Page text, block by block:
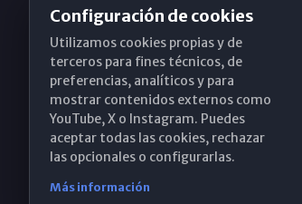
Configuración de cookies
Utilizamos cookies propias y de
terceros para fines técnicos, de
preferencias, analíticos y para
mostrar contenidos externos como
YouTube, X o Instagram. Puedes
aceptar todas las cookies, rechazar
las opcionales o configurarlas.
Más información